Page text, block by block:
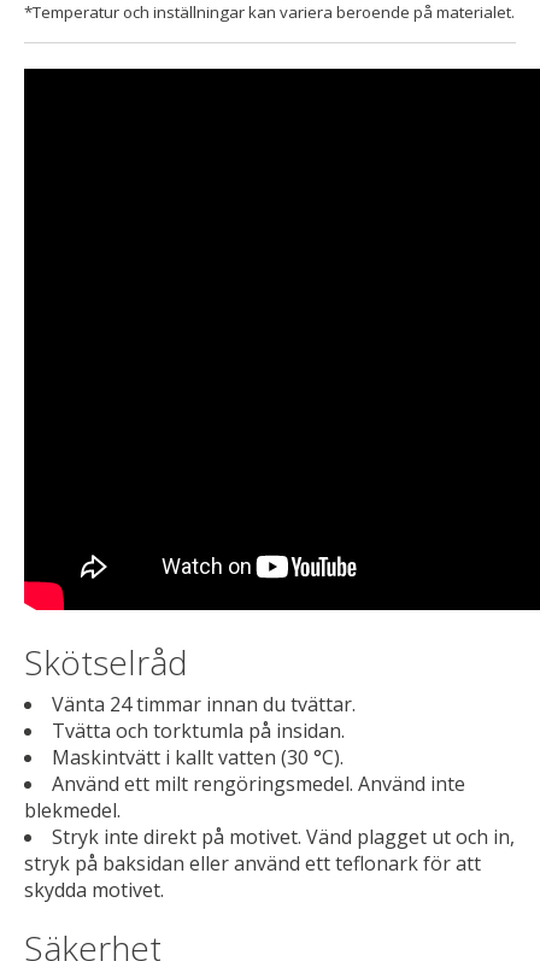
*Temperatur och inställningar kan variera beroende på materialet.
Skötselråd
Vänta 24 timmar innan du tvättar.
Tvätta och torktumla på insidan.
Maskintvätt i kallt vatten (30 °C).
Använd ett milt rengöringsmedel. Använd inte
blekmedel.
Stryk inte direkt på motivet. Vänd plagget ut och in,
stryk på baksidan eller använd ett teflonark för att
skydda motivet.
Säkerhet